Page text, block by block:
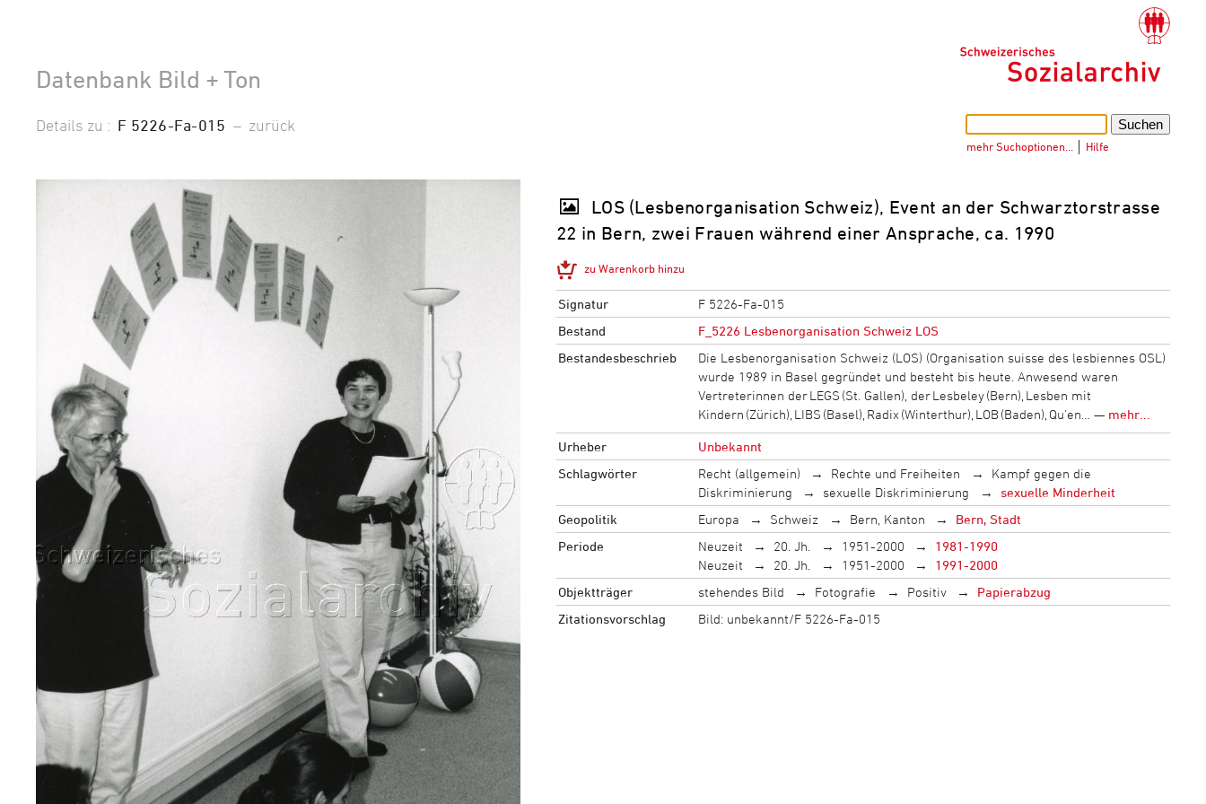
Datenbank Bild + Ton
mehr Suchoptionen… Hilfe
Details zu : F 5226-Fa-015 – zurück
LOS (Lesbenorganisation Schweiz), Event an der Schwarztorstrasse
22 in Bern, zwei Frauen während einer Ansprache, ca. 1990
zu Warenkorb hinzu
Signatur
F 5226-Fa-015
Bestand
F_5226 Lesbenorganisation Schweiz LOS
Bestandesbeschrieb
Die Lesbenorganisation Schweiz (LOS) (Organisation suisse des lesbiennes OSL)
wurde 1989 in Basel gegründet und besteht bis heute. Anwesend waren
Vertreterinnen der LEGS (St. Gallen), der Lesbeley (Bern), Lesben mit
Kindern (Zürich), LIBS (Basel), Radix (Winterthur), LOB (Baden), Qu'en… — mehr...
Urheber
Unbekannt
Schlagwörter
Recht (allgemein) Rechte und Freiheiten
Kampf gegen die
Diskriminierung
sexuelle Diskriminierung
sexuelle Minderheit
Geopolitik
Europa Schweiz Bern, Kanton
Bern, Stadt
Periode
Neuzeit 20. Jh. 1951-2000
1981-1990
Neuzeit
20. Jh. 1951-2000
1991-2000
Objektträger
stehendes Bild Fotografie Positiv
Papierabzug
Zitationsvorschlag
Bild: unbekannt/F 5226-Fa-015